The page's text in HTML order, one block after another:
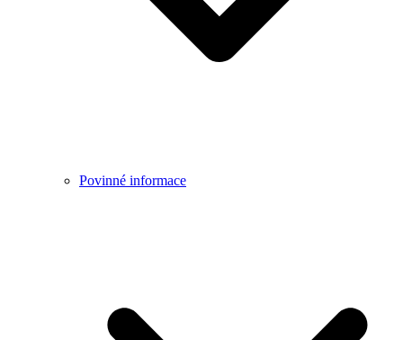
Povinné informace